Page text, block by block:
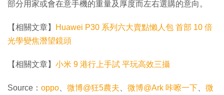
部分用家或會在意手機的重量及厚度而左右選購的意向。
【相關文章】
Huawei P30 系列六大賣點懶人包 首部 10 倍
光學變焦潛望鏡頭
【相關文章】 小米 9 港行上手試 平玩高效三攝
Source： oppo 微博@狂5農夫 微博@Ark 咔嚓一下
微